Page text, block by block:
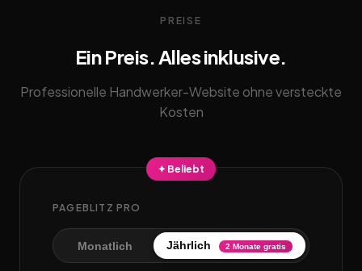
PREISE
Ein Preis. Alles inklusive.
Professionelle Handwerker-Website ohne versteckte
Kosten
✦ Beliebt
PAGEBLITZ PRO
Monatlich Jährlich 2 Monate gratis